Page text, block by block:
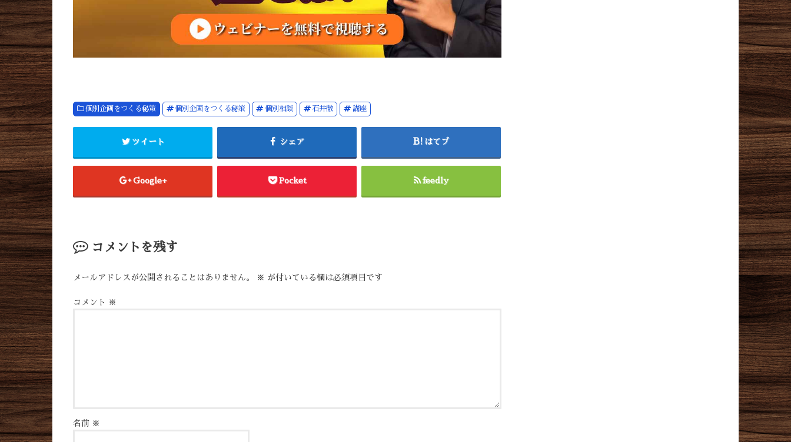
個別企画をつくる秘策 個別企画をつくる秘策 個別相談 石井徹 講座
ツイート シェア はてブ
Google+ Pocket feedly
コメントを残す
メールアドレスが公開されることはありません。 ※ が付いている欄は必須項目です
コメント ※
名前 ※